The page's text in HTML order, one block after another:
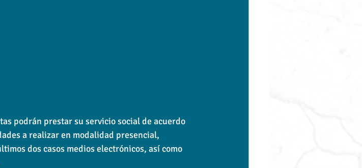
podrán prestar su servicio social de acuerdo
a realizar en modalidad presencial,
dos casos medios electrónicos, así como